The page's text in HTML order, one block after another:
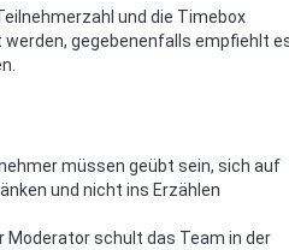
und die Timebox
gegebenenfalls empfiehlt
müssen geübt sein, sich auf
und nicht ins Erzählen
Moderator schult das Team in der